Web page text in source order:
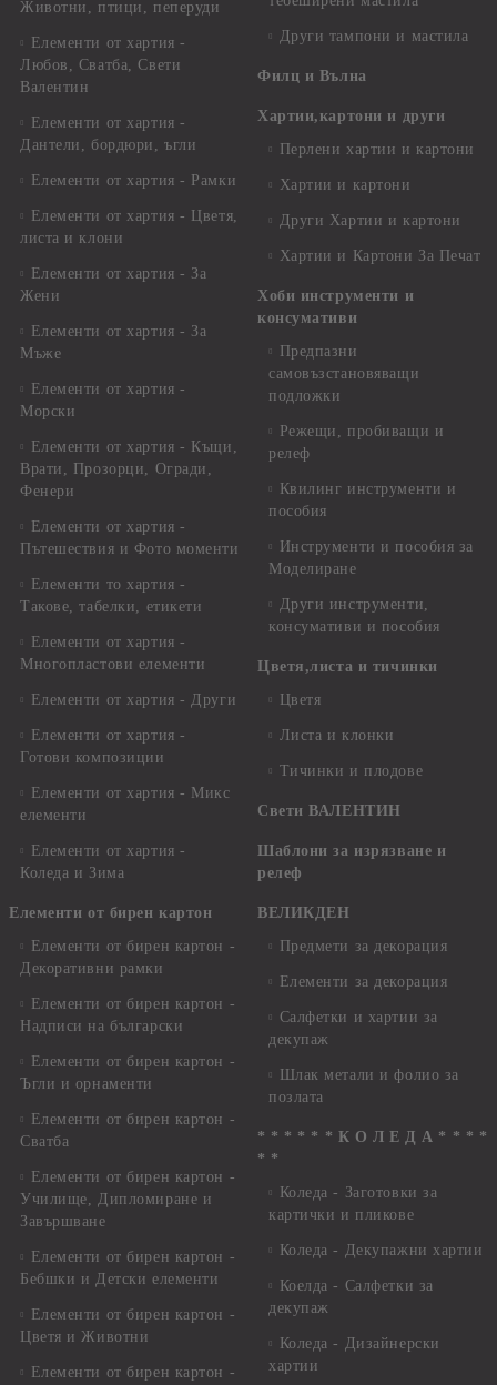
Животни, птици, пеперуди
Елементи от хартия -
Любов, Сватба, Свети
Валентин
Елементи от хартия -
Дантели, бордюри, ъгли
Елементи от хартия - Рамки
Елементи от хартия - Цветя,
листа и клони
Елементи от хартия - За
Жени
Елементи от хартия - За
Мъже
Елементи от хартия -
Морски
Елементи от хартия - Къщи,
Врати, Прозорци, Огради,
Фенери
Елементи от хартия -
Пътешествия и Фото моменти
Елементи то хартия -
Такове, табелки, етикети
Елементи от хартия -
Многопластови елементи
Елементи от хартия - Други
Елементи от хартия -
Готови композиции
Елементи от хартия - Микс
елементи
Елементи от хартия -
Коледа и Зима
Елементи от бирен картон
Елементи от бирен картон -
Декоративни рамки
Елементи от бирен картон -
Надписи на български
Елементи от бирен картон -
Ъгли и орнаменти
Елементи от бирен картон -
Сватба
Елементи от бирен картон -
Училище, Дипломиране и
Завършване
Елементи от бирен картон -
Бебшки и Детски елементи
Елементи от бирен картон -
Цветя и Животни
Елементи от бирен картон -
Други тампони и мастила
Филц и Вълна
Хартии,картони и други
Перлени хартии и картони
Хартии и картони
Други Хартии и картони
Хартии и Картони За Печат
Хоби инструменти и
консумативи
Предпазни
самовъзстановяващи
подложки
Режещи, пробиващи и
релеф
Квилинг инструменти и
пособия
Инструменти и пособия за
Моделиране
Други инструменти,
консумативи и пособия
Цветя,листа и тичинки
Цветя
Листа и клонки
Тичинки и плодове
Свети ВАЛЕНТИН
Шаблони за изрязване и
релеф
ВЕЛИКДЕН
Предмети за декорация
Елементи за декорация
Салфетки и хартии за
декупаж
Шлак метали и фолио за
позлата
* * * * * * К О Л Е Д А * * * *
* *
Коледа - Заготовки за
картички и пликове
Коледа - Декупажни хартии
Коелда - Салфетки за
декупаж
Коледа - Дизайнерски
хартии